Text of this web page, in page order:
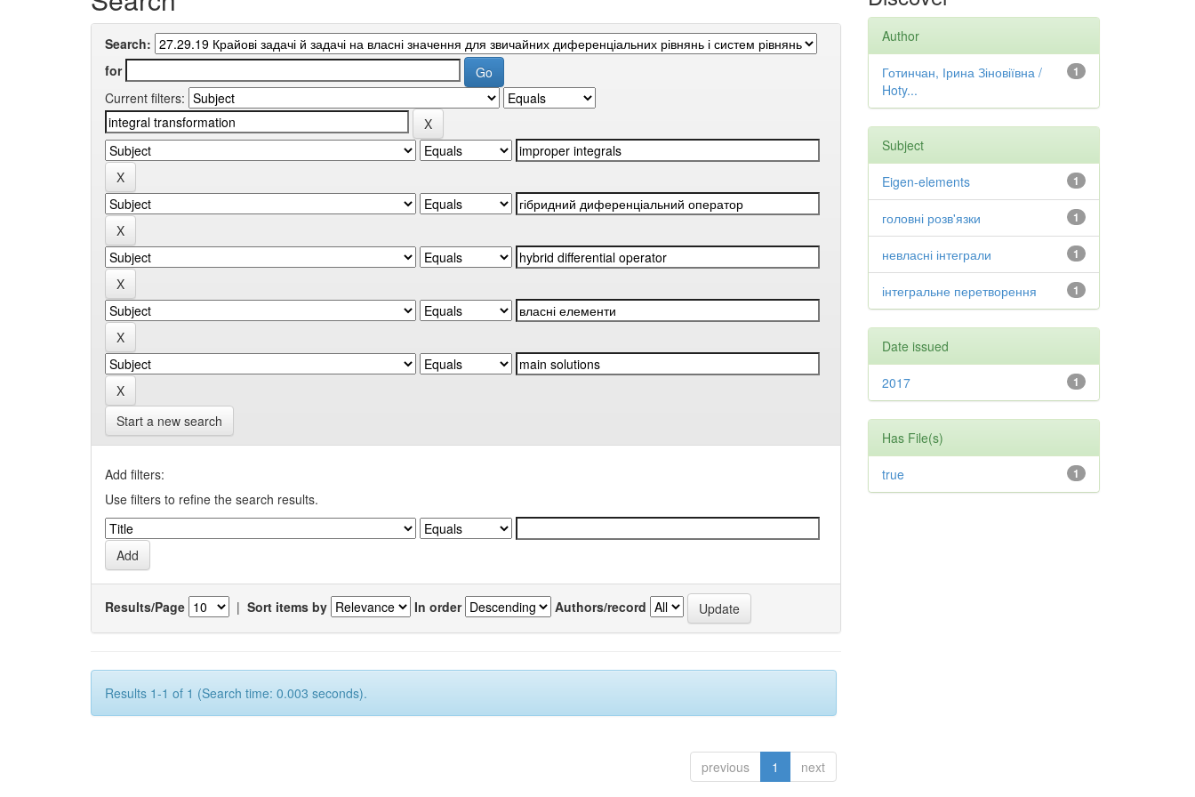
Search:
for
Current filters:
Start a new search
Add filters:
Use filters to refine the search results.
Results/Page | Sort items by In order Authors/record
Results 1-1 of 1 (Search time: 0.003 seconds).
previous 1 next
Author
1
Готинчан, Ірина Зіновіївна /
Hoty...
Subject
1
Eigen-elements
1
головні розв'язки
1
невласні інтеграли
1
інтегральне перетворення
Date issued
1
2017
Has File(s)
1
true